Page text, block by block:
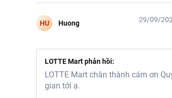
HU Huong 29/09/
LOTTE Mart phản hồi:
LOTTE Mart chân thành cám ơn
gian tới ạ.